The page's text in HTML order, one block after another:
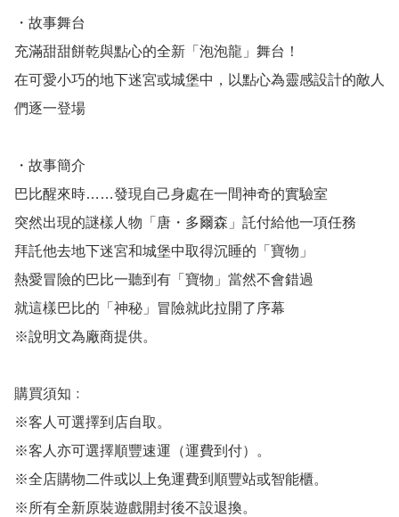
・故事舞台
充滿甜甜餅乾與點心的全新「泡泡龍」舞台！
在可愛小巧的地下迷宮或城堡中，以點心為靈感設計的敵人
們逐一登場
・故事簡介
巴比醒來時……發現自己身處在一間神奇的實驗室
突然出現的謎樣人物「唐・多爾森」託付給他一項任務
拜託他去地下迷宮和城堡中取得沉睡的「寶物」
熱愛冒險的巴比一聽到有「寶物」當然不會錯過
就這樣巴比的「神秘」冒險就此拉開了序幕
※說明文為廠商提供。
購買須知﹕
※客人可選擇到店自取。
※客人亦可選擇順豐速運（運費到付）。
※全店購物二件或以上免運費到順豐站或智能櫃。
※所有全新原裝遊戲開封後不設退換。